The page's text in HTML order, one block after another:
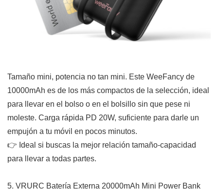
Tamaño mini, potencia no tan mini. Este WeeFancy de
10000mAh es de los más compactos de la selección, ideal
para llevar en el bolso o en el bolsillo sin que pese ni
moleste. Carga rápida PD 20W, suficiente para darle un
empujón a tu móvil en pocos minutos.
👉 Ideal si buscas la mejor relación tamaño-capacidad
para llevar a todas partes.
5. VRURC Batería Externa 20000mAh Mini Power Bank